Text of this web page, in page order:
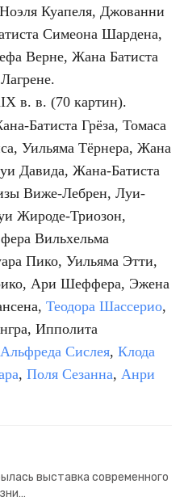
Куапеля, Джованни
Симеона Шардена,
Верне, Жана Батиста
в. в. (70 картин).
Батиста Грёза, Томаса
Уильяма Тёрнера, Жана
Давида, Жана-Батиста
Виже-Лебрен, Луи-
Жироде-Триозон,
Вильхельма
Пико, Уильяма Этти,
Ари Шеффера, Эжена
Теодора Шассерио,
Ипполита
Альфреда Сислея, Клода
, Поля Сезанна, Анри
выставка современного